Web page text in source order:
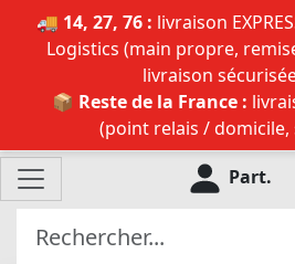
🚚 14, 27, 76 : livraison
Logistics (main propre,
livraison
📦 Reste de la France :
(point relais / domicile,
Part.